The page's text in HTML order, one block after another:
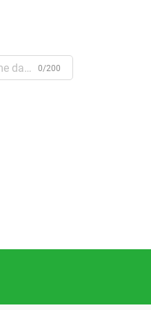
0/200